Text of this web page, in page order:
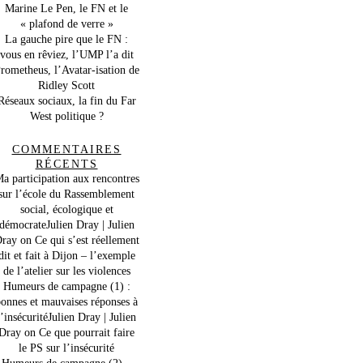
Marine Le Pen, le FN et le
« plafond de verre »
La gauche pire que le FN :
vous en rêviez, l’UMP l’a dit
l’Avatar-isation de
Ridley Scott
sociaux, la fin du Far
West politique ?
COMMENTAIRES
RÉCENTS
participation aux rencontres
l’école du Rassemblement
social, écologique et
démocrateJulien Dray | Julien
on Ce qui s’est réellement
et fait à Dijon – l’exemple
de l’atelier sur les violences
Humeurs de campagne (1) :
et mauvaises réponses à
Dray | Julien
on Ce que pourrait faire
le PS sur l’insécurité